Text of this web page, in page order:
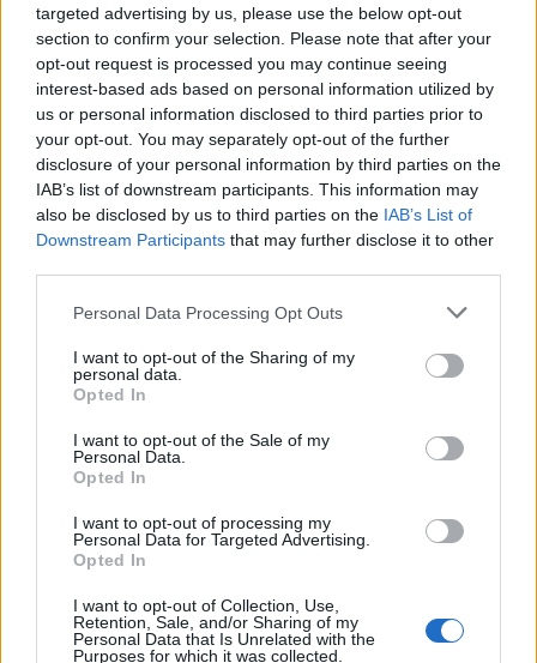
targeted advertising by us, please use the below opt-out
section to confirm your selection. Please note that after your
opt-out request is processed you may continue seeing
interest-based ads based on personal information utilized by
us or personal information disclosed to third parties prior to
your opt-out. You may separately opt-out of the further
disclosure of your personal information by third parties on the
IAB’s list of downstream participants. This information may
also be disclosed by us to third parties on the IAB’s List of
Downstream Participants that may further disclose it to other
Please note that this website/app uses one or more Google
not limited to your visit or usage behaviour. You may click to
grant or deny consent to Google and its third-party tags to
use your data for below specified purposes in below Google
consent section.
Personal Data Processing Opt Outs
I want to opt-out of the Sharing of my
personal data.
Opted In
I want to opt-out of the Sale of my
Personal Data.
Opted In
I want to opt-out of processing my
Personal Data for Targeted Advertising.
Opted In
I want to opt-out of Collection, Use,
Retention, Sale, and/or Sharing of my
Personal Data that Is Unrelated with the
Purposes for which it was collected.